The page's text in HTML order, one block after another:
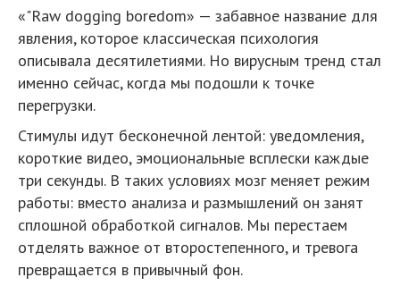
«"Raw dogging boredom» — забавное название для
явления, которое классическая психология
описывала десятилетиями. Но вирусным тренд стал
именно сейчас, когда мы подошли к точке
перегрузки.
Стимулы идут бесконечной лентой: уведомления,
короткие видео, эмоциональные всплески каждые
три секунды. В таких условиях мозг меняет режим
работы: вместо анализа и размышлений он занят
сплошной обработкой сигналов. Мы перестаем
отделять важное от второстепенного, и тревога
превращается в привычный фон.